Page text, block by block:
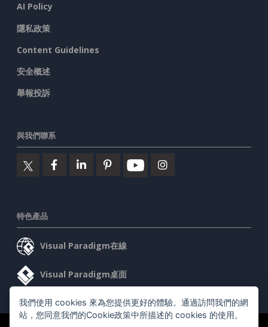
AI Policy
隱私政策
Content Guidelines
安全概述
舉報投訴
與我們聯系
特色產品
Visual Paradigm在線
Visual Paradigm桌面
我們使用 cookies 來為您提供更好的體驗。通過訪問我們的網
站，您同意我們的Cookie政策中所描述的 cookies 的使用。